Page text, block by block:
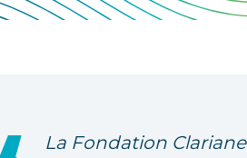
La Fondation